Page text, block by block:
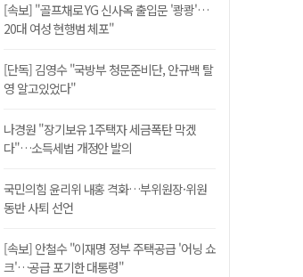
[속보] "골프채로 YG 신사옥 출입문 '쾅쾅'…
20대 여성 현행범 체포"
[단독] 김영수 "국방부 청문준비단, 안규백 탈
영 알고있었다"
나경원 "장기보유 1주택자 세금폭탄 막겠
다"…소득세법 개정안 발의
국민의힘 윤리위 내홍 격화…부위원장·위원
동반 사퇴 선언
[속보] 안철수 "이재명 정부 주택공급 '어닝 쇼
크'…공급 포기한 대통령"